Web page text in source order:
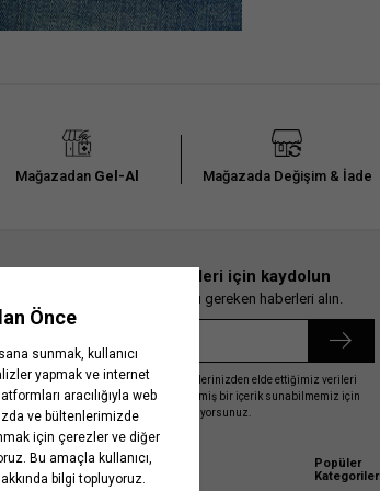
Mağazadan Gel-Al Mağazada Değişim & İade
En güncel moda haberleri için kaydolun
Herkesten önce kaçırılmaması gereken haberleri alın.
Kayıt olmakla, Koton ile olan etkileşimlerinizden elde ettiğimiz verileri
işleme almamız ve size kişiselleştirilmiş bir içerik sunabilmemiz için
Gizlilik Politikasınıkabul etmiş sayılıyorsunuz.
Yardım
Sıkça Sorulan Sorular
Popüler
Kategoriler